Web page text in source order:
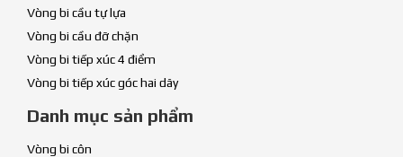
Vòng bi cầu tự lựa
Vòng bi cầu đỡ chặn
Vòng bi tiếp xúc 4 điểm
Vòng bi tiếp xúc góc hai dãy
Danh mục sản phẩm
Vòng bi côn